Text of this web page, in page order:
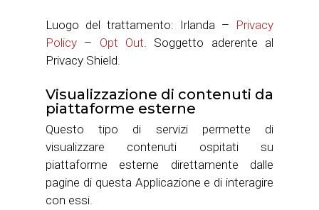
Luogo del trattamento: Irlanda – Privacy
Policy – Opt Out . Soggetto aderente al
Privacy Shield.
Visualizzazione di contenuti da
piattaforme esterne
Questo tipo di servizi permette di
visualizzare contenuti ospitati su
piattaforme esterne direttamente dalle
pagine di questa Applicazione e di interagire
con essi.